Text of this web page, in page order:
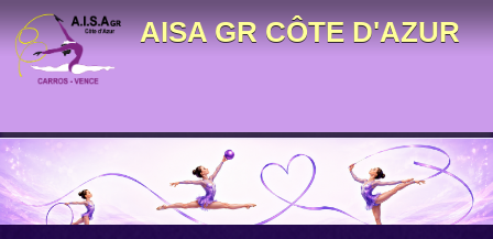
AISA GR CÔTE D'AZUR
Panneau de gestion des cookies